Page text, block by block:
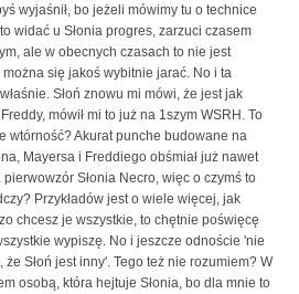
wyjaśnił, bo jeżeli mówimy tu o technice
widać u Słonia progres, zarzuci czasem
ale w obecnych czasach to nie jest
się jakoś wybitnie jarać. No i ta
Słoń znowu mi mówi, że jest jak
mówił mi to już na 1szym WSRH. To
wtórność? Akurat punche budowane na
Mayersa i Freddiego obśmiał już nawet
Słonia Necro, więc o czymś to
Przykładów jest o wiele więcej, jak
chcesz je wszystkie, to chętnie poświęcę
wypiszę. No i jeszcze odnoście 'nie
że Słoń jest inny'. Tego też nie rozumiem? W
osobą, która hejtuje Słonia, bo dla mnie to